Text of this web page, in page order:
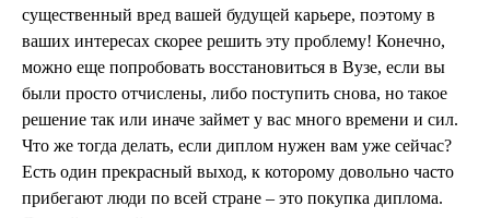
существенный вред вашей будущей карьере, поэтому в
ваших интересах скорее решить эту проблему! Конечно,
можно еще попробовать восстановиться в Вузе, если вы
были просто отчислены, либо поступить снова, но такое
решение так или иначе займет у вас много времени и сил.
Что же тогда делать, если диплом нужен вам уже сейчас?
Есть один прекрасный выход, к которому довольно часто
прибегают люди по всей стране – это покупка диплома.